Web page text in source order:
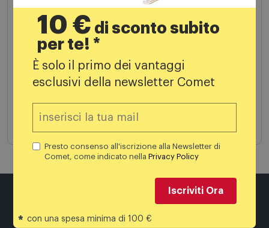
Essere tra i primi a ricevere promozioni e
offerte dedicate
Controllare online i tuoi ordini
Accumulare punti grazie alla carta
Mia .
Registrati
10 € di sconto subito
per te! *
È solo il primo dei vantaggi
esclusivi della newsletter Comet
Presto consenso all'iscrizione alla Newsletter di
Comet, come indicato nellaPrivacy Policy
Iscriviti Ora
* con una spesa minima di 100 €